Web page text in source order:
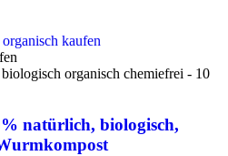
natürlich, biologisch,